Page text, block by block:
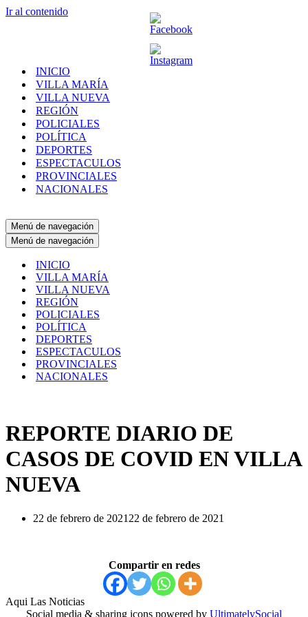
Ir al contenido
INICIO
VILLA MARÍA
VILLA NUEVA
REGIÓN
POLICIALES
POLÍTICA
DEPORTES
ESPECTACULOS
PROVINCIALES
NACIONALES
Menú de navegación
Menú de navegación
INICIO
VILLA MARÍA
VILLA NUEVA
REGIÓN
POLICIALES
POLÍTICA
DEPORTES
ESPECTACULOS
PROVINCIALES
NACIONALES
REPORTE DIARIO DE
CASOS DE COVID EN VILLA
NUEVA
22 de febrero de 2021 22 de febrero de 2021
Compartir en redes
Aqui Las Noticias
Social media & sharing icons powered by UltimatelySocial